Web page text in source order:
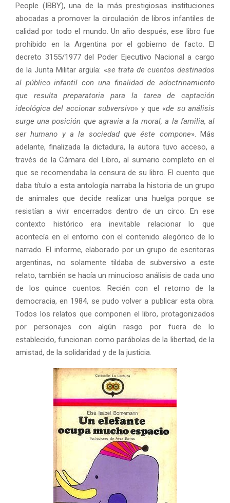
People (IBBY), una de la más prestigiosas instituciones
abocadas a promover la circulación de libros infantiles de
calidad por todo el mundo. Un año después, ese libro fue
prohibido en la Argentina por el gobierno de facto. El
decreto 3155/1977 del Poder Ejecutivo Nacional a cargo
de la Junta Militar argüía: «se trata de cuentos destinados
al público infantil con una finalidad de adoctrinamiento
que resulta preparatoria para la tarea de captación
ideológica del accionar subversivo» y que «de su análisis
surge una posición que agravia a la moral, a la familia, al
ser humano y a la sociedad que éste compone». Más
adelante, finalizada la dictadura, la autora tuvo acceso, a
través de la Cámara del Libro, al sumario completo en el
que se recomendaba la censura de su libro. El cuento que
daba título a esta antología narraba la historia de un grupo
de animales que decide realizar una huelga porque se
resistían a vivir encerrados dentro de un circo. En ese
contexto histórico era inevitable relacionar lo que
acontecía en el entorno con el contenido alegórico de lo
narrado. El informe, elaborado por un grupo de escritoras
argentinas, no solamente tildaba de subversivo a este
relato, también se hacía un minucioso análisis de cada uno
de los quince cuentos. Recién con el retorno de la
democracia, en 1984, se pudo volver a publicar esta obra.
Todos los relatos que componen el libro, protagonizados
por personajes con algún rasgo por fuera de lo
establecido, funcionan como parábolas de la libertad, de la
amistad, de la solidaridad y de la justicia.